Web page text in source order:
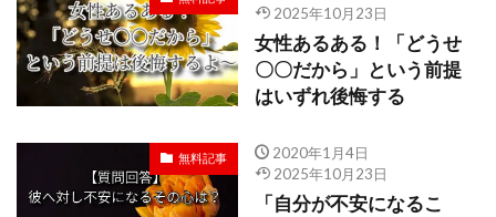
2025年10月23日
女性あるある！「どうせ
〇〇だから」という前提
はいずれ後悔する
無料記事
2020年1月4日
2025年10月23日
「自分が不安になるこ